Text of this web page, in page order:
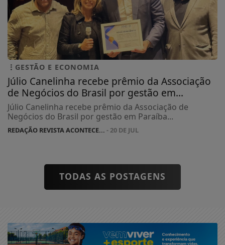
GESTÃO E ECONOMIA
Júlio Canelinha recebe prêmio da Associação
de Negócios do Brasil por gestão em...
Júlio Canelinha recebe prêmio da Associação de
Negócios do Brasil por gestão em Paraíba...
REDAÇÃO REVISTA ACONTECE... - 20 DE JUL
TODAS AS POSTAGENS